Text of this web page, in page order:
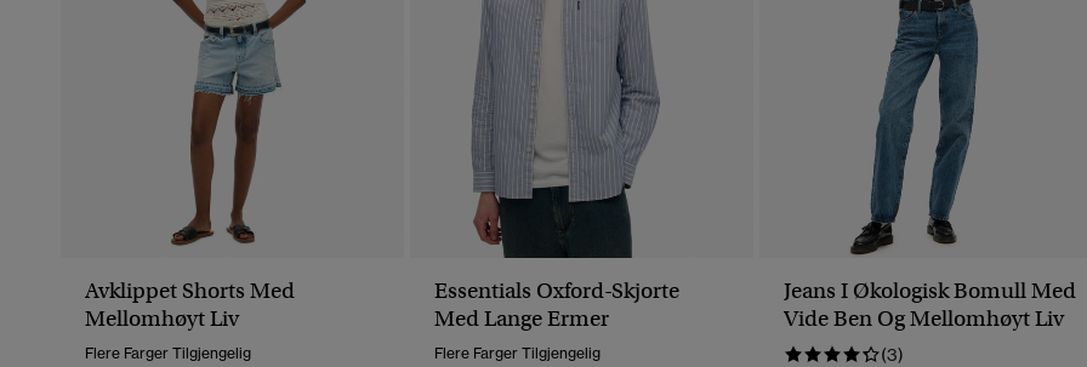
Avklippet Shorts Med
Mellomhøyt Liv
Flere Farger Tilgjengelig
Essentials Oxford-Skjorte
Med Lange Ermer
Flere Farger Tilgjengelig
Jeans I Økologisk Bomull Med
Vide Ben Og Mellomhøyt Liv
(3)